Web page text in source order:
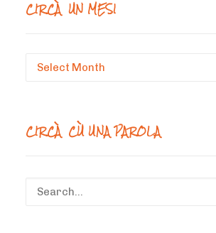
CIRCÀ UN MESI
Circà
CIRCÀ CÙ UNA PAROLA